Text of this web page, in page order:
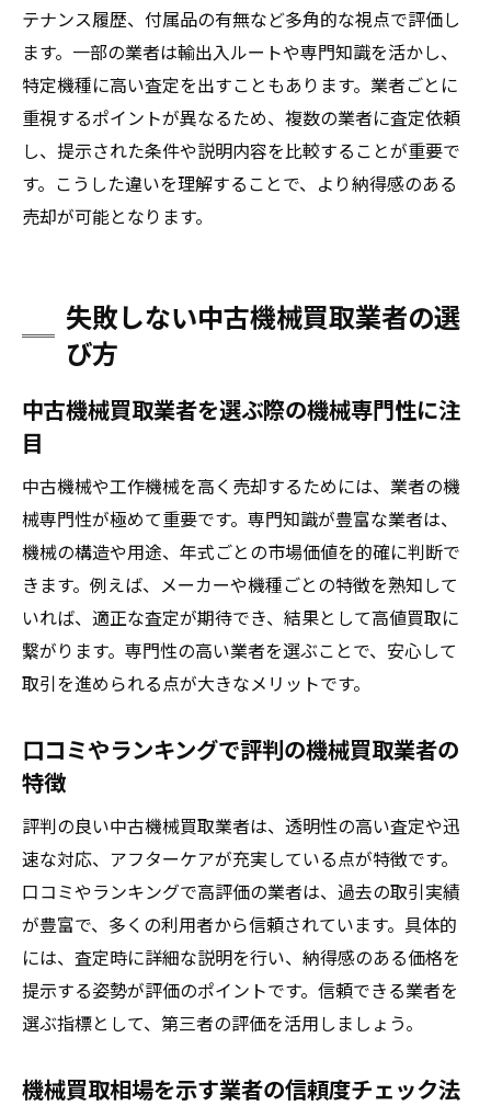
テナンス履歴、付属品の有無など多角的な視点で評価し
ます。一部の業者は輸出入ルートや専門知識を活かし、
特定機種に高い査定を出すこともあります。業者ごとに
重視するポイントが異なるため、複数の業者に査定依頼
し、提示された条件や説明内容を比較することが重要で
す。こうした違いを理解することで、より納得感のある
売却が可能となります。
失敗しない中古機械買取業者の選
び方
中古機械買取業者を選ぶ際の機械専門性に注
目
中古機械や工作機械を高く売却するためには、業者の機
械専門性が極めて重要です。専門知識が豊富な業者は、
機械の構造や用途、年式ごとの市場価値を的確に判断で
きます。例えば、メーカーや機種ごとの特徴を熟知して
いれば、適正な査定が期待でき、結果として高値買取に
繋がります。専門性の高い業者を選ぶことで、安心して
取引を進められる点が大きなメリットです。
口コミやランキングで評判の機械買取業者の
特徴
評判の良い中古機械買取業者は、透明性の高い査定や迅
速な対応、アフターケアが充実している点が特徴です。
口コミやランキングで高評価の業者は、過去の取引実績
が豊富で、多くの利用者から信頼されています。具体的
には、査定時に詳細な説明を行い、納得感のある価格を
提示する姿勢が評価のポイントです。信頼できる業者を
選ぶ指標として、第三者の評価を活用しましょう。
機械買取相場を示す業者の信頼度チェック法